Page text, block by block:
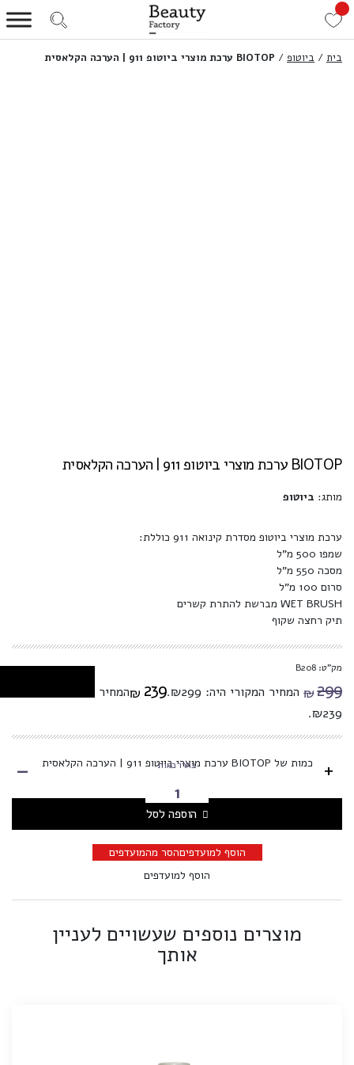
בית / ביוטופ / BIOTOP ערכת מוצרי ביוטופ 911 | הערכה הקלאסית
BIOTOP ערכת מוצרי ביוטופ 911 | הערכה הקלאסית
מותג: ביוטופ
ערכת מוצרי ביוטופ מסדרת קינואה 911 כוללת:
שמפו 500 מ"ל
מסכה 550 מ"ל
סרום 100 מ"ל
WET BRUSH מברשת להתרת קשרים
תיק רחצה שקוף
מק"ט: B208
₪299 המחיר המקורי היה: ₪299. ₪ 239
המחיר הנוכחי הוא:
₪239.
+ כמות של BIOTOP ערכת מוצרי ביוטופ 911 | הערכה הקלאסית בחרו כמות -
הוספה לסל
הוסף למועדפיםהסר מהמועדפים
הוסף למועדפים
מוצרים נוספים שעשויים לעניין
אותך